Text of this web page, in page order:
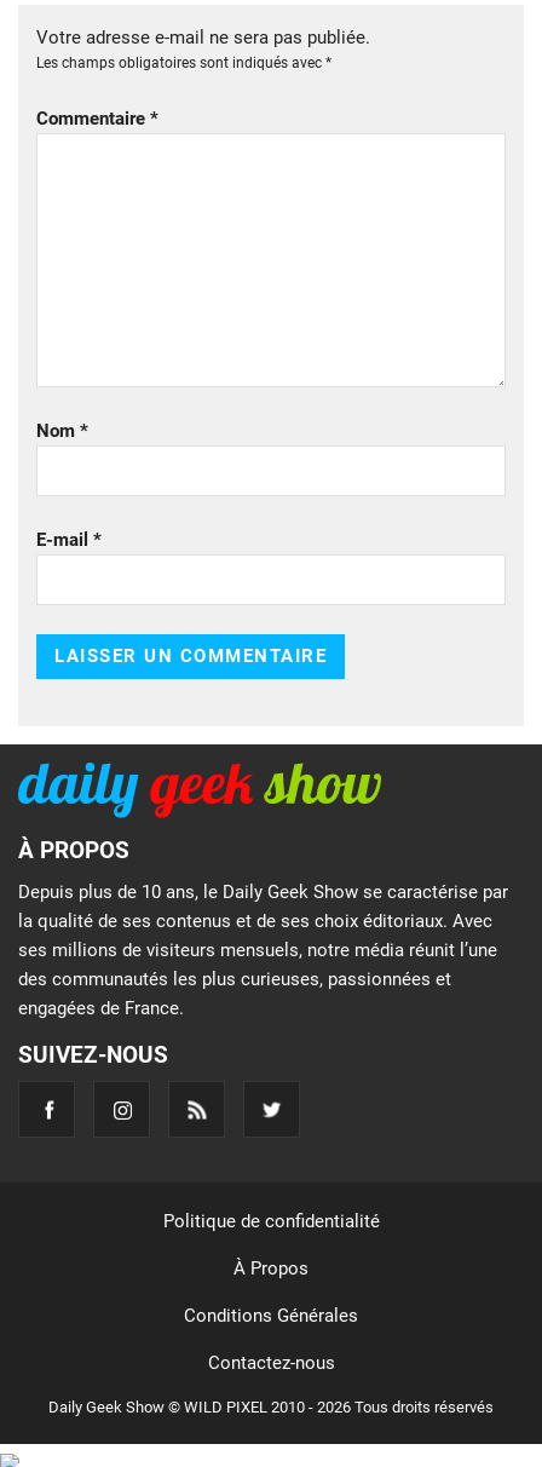
Votre adresse e-mail ne sera pas publiée.
Les champs obligatoires sont indiqués avec *
Commentaire *
Nom *
E-mail *
À PROPOS
Depuis plus de 10 ans, le Daily Geek Show se caractérise par
la qualité de ses contenus et de ses choix éditoriaux. Avec
ses millions de visiteurs mensuels, notre média réunit l’une
des communautés les plus curieuses, passionnées et
engagées de France.
SUIVEZ-NOUS
Daily Geek Show © WILD PIXEL 2010 - 2026 Tous droits réservés
Politique de confidentialité
À Propos
Conditions Générales
Contactez-nous